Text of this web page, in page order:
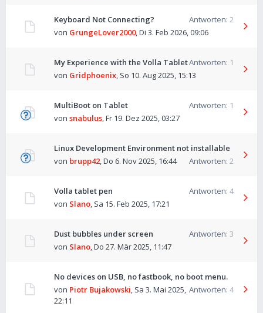
Keyboard Not Connecting? Antworten: 2
von GrungeLover2000,Di 3. Feb 2026, 09:06
My Experience with the Volla TabletAntworten: 1
von Gridphoenix, So 10. Aug 2025, 15:13
MultiBoot on Tablet Antworten: 1
von snabulus,Fr 19. Dez 2025, 03:27
Linux Development Environment not installable
Antworten: 2
von brupp42,Do 6. Nov 2025, 16:44
Volla tablet pen Antworten: 4
von Slano, Sa 15. Feb 2025, 17:21
Dust bubbles under screen Antworten: 3
von Slano,Do 27. Mär 2025, 11:47
No devices on USB, no fastbook, no boot menu.
Antworten: 4
von Piotr Bujakowski, Sa 3. Mai 2025,
22:11